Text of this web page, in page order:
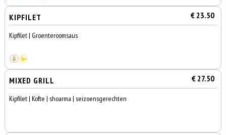
KIPFILET € 23.50
Kipfilet | Groenteroomsaus
MIXED GRILL € 27.50
Kipfilet | Kofte | shoarma | seizoensgerechten